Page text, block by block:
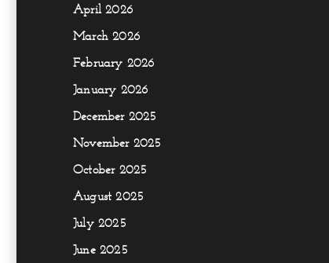
April 2026
March 2026
February 2026
January 2026
December 2025
November 2025
October 2025
August 2025
July 2025
June 2025